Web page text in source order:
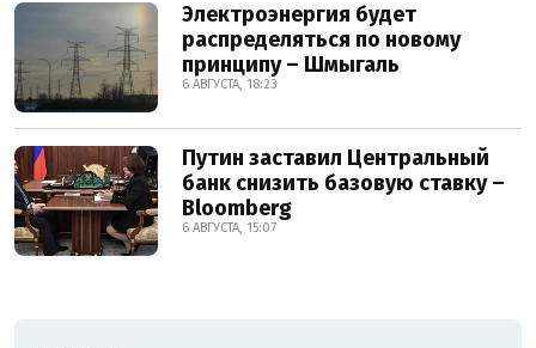
Электроэнергия будет
распределяться по новому
принципу – Шмыгаль
6 АВГУСТА, 18:23
Путин заставил Центральный
банк снизить базовую ставку –
Bloomberg
6 АВГУСТА, 15:07